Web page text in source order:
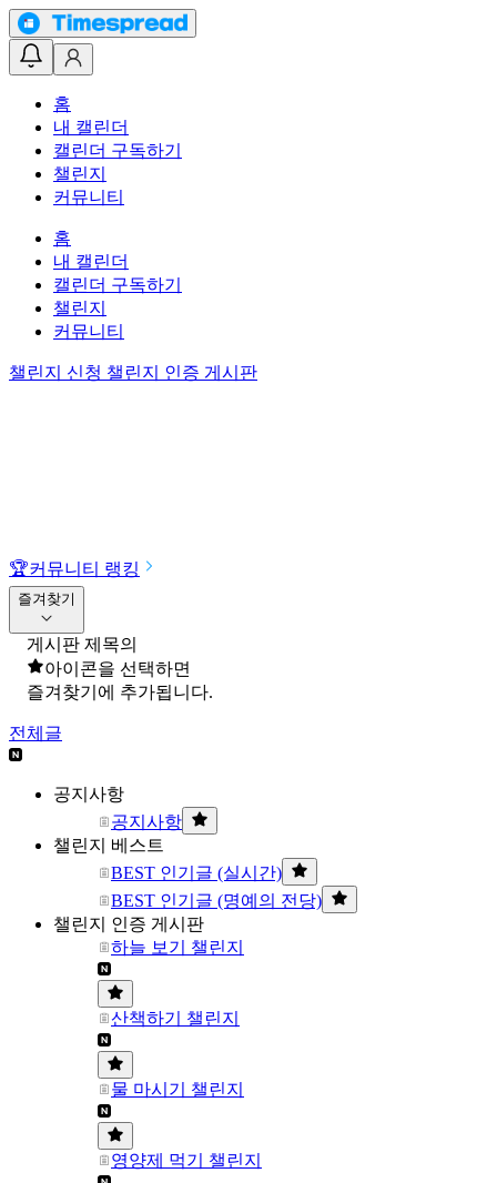
홈
내 캘린더
캘린더 구독하기
챌린지
커뮤니티
홈
내 캘린더
캘린더 구독하기
챌린지
커뮤니티
챌린지 신청 챌린지 인증 게시판
🏆커뮤니티 랭킹
즐겨찾기
게시판 제목의
아이콘을 선택하면
즐겨찾기에 추가됩니다.
전체글
공지사항
공지사항
챌린지 베스트
BEST 인기글 (실시간)
BEST 인기글 (명예의 전당)
챌린지 인증 게시판
하늘 보기 챌린지
산책하기 챌린지
물 마시기 챌린지
영양제 먹기 챌린지